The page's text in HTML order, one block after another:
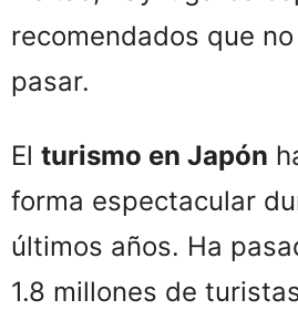
recomendados que
pasar.
El turismo en Japón
forma espectacular
últimos años. Ha
1.8 millones de